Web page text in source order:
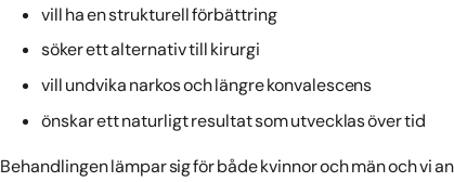
vill ha en strukturell förbättring
söker ett alternativ till kirurgi
vill undvika narkos och längre konvalescens
önskar ett naturligt resultat som utvecklas över tid
Behandlingen lämpar sig för både kvinnor och män och vi